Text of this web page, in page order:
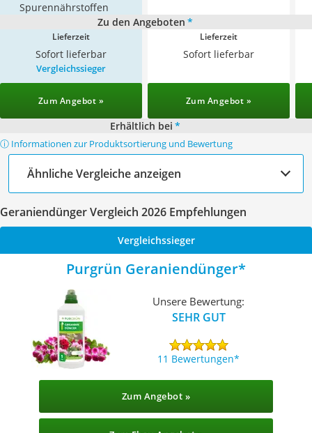
Spurennährstoffen
Zu den Angeboten *
Lieferzeit
Sofort lieferbar
Lieferzeit
Sofort lieferbar
Vergleichssieger
Zum Angebot » Zum Angebot »
Erhältlich bei *
ⓘ Informationen zur Produktsortierung und Bewertung
Ähnliche Vergleiche anzeigen
Geraniendünger Vergleich 2026 Empfehlungen
Vergleichssieger
Purgrün Geraniendünger
Unsere Bewertung:
SEHR GUT
11 Bewertungen
Zum Angebot »